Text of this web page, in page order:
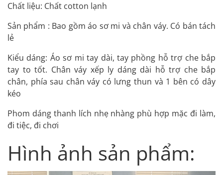
Chất liệu: Chất cotton lạnh
Sản phẩm : Bao gồm áo sơ mi và chân váy. Có bán tách
lẻ
Kiểu dáng: Áo sơ mi tay dài, tay phồng hỗ trợ che bắp
tay to tốt. Chân váy xếp ly dáng dài hỗ trợ che bắp
chân, phía sau chân váy có lưng thun và 1 bên có dây
kéo
Phom dáng thanh lích nhẹ nhàng phù hợp mặc đi làm,
đi tiệc, đi chơi
Hình ảnh sản phẩm: